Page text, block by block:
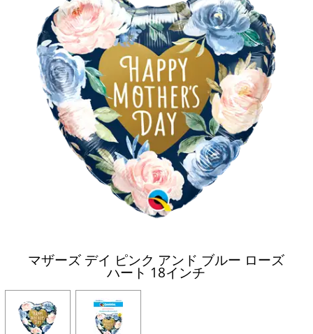
マザーズ デイ ピンク アンド ブルー ローズ
ハート 18インチ